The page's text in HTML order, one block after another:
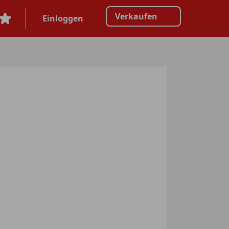
Einloggen Verkaufen